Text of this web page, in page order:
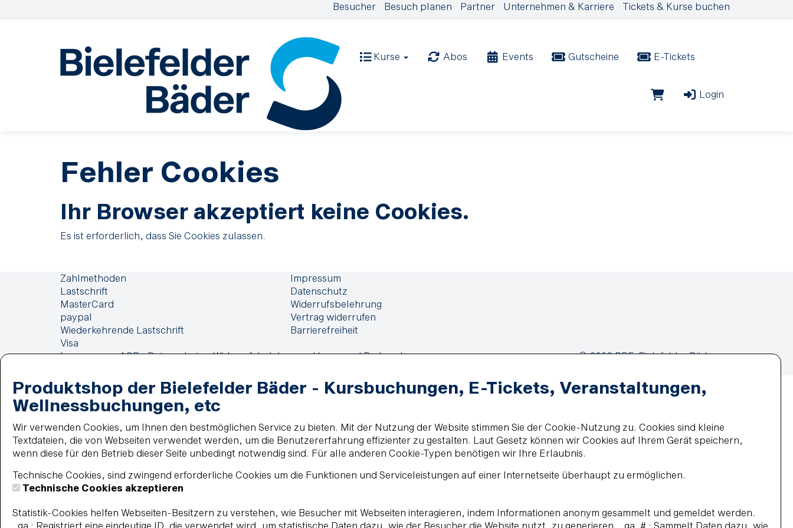
Besucher Besuch planen Partner Unternehmen & Karriere Tickets & Kurse buchen
Kurse Abos Events Gutscheine E-Tickets
Login
Fehler Cookies
Ihr Browser akzeptiert keine Cookies.
Es ist erforderlich, dass Sie Cookies zulassen.
Zahlmethoden
Lastschrift
MasterCard
paypal
Wiederkehrende Lastschrift
Visa
Impressum
Datenschutz
Widerrufsbelehrung
Vertrag widerrufen
Barrierefreiheit
Impressum AGB Datenschutz Widerrufsbelehrung Haus- und Badeordnung
© 2026 BBF-Bielefelder Bäder
Produktshop der Bielefelder Bäder - Kursbuchungen, E-Tickets, Veranstaltungen,
Wellnessbuchungen, etc
Wir verwenden Cookies, um Ihnen den bestmöglichen Service zu bieten. Mit der Nutzung der Website stimmen Sie der Cookie-Nutzung zu. Cookies sind kleine
Textdateien, die von Webseiten verwendet werden, um die Benutzererfahrung effizienter zu gestalten. Laut Gesetz können wir Cookies auf Ihrem Gerät speichern,
wenn diese für den Betrieb dieser Seite unbedingt notwendig sind. Für alle anderen Cookie-Typen benötigen wir Ihre Erlaubnis.
Technische Cookies, sind zwingend erforderliche Cookies um die Funktionen und Serviceleistungen auf einer Internetseite überhaupt zu ermöglichen.
Technische Cookies akzeptieren
Statistik-Cookies helfen Webseiten-Besitzern zu verstehen, wie Besucher mit Webseiten interagieren, indem Informationen anonym gesammelt und gemeldet werden.
_ga : Registriert eine eindeutige ID, die verwendet wird, um statistische Daten dazu, wie der Besucher die Website nutzt, zu generieren. _ga_# : Sammelt Daten dazu, wie